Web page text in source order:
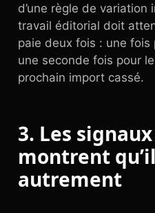
d’une règle de variation
travail éditorial doit
paie deux fois : une
une seconde fois pour
prochain import cassé.
3. Les
montrent
autrement